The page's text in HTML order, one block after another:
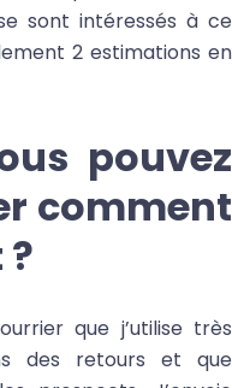
sont intéressés à ce
2 estimations en
pouvez
comment
que j’utilise très
des retours et que